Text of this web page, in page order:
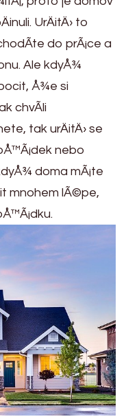
UrÄitÄ› to
do prÃ¡ce a
Ale kdyÅ¾
Å¾e si
chvÃ­li
tak urÄitÄ› se
nebo
doma mÃ¡te
mnohem lÃ©pe,